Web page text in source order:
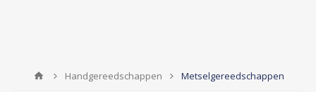
Handgereedschappen Metselgereedschappen